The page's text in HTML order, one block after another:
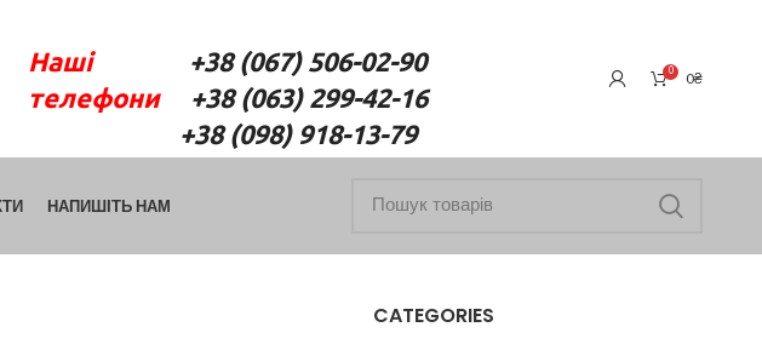
Наші+38 (067) 506-02-90
телефони+38 (063) 299-42-16
(098) 918-13-79
0 0₴
НАПИШІТЬ НАМ
CATEGORIES